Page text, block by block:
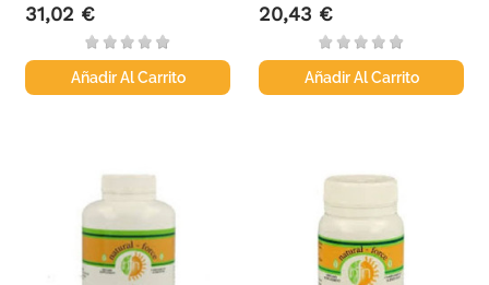
Precio
31,02 €
Añadir Al Carrito
Precio
20,43 €
Añadir Al Carrito